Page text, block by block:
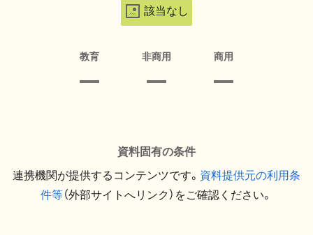
該当なし
教育 非商用 商用
資料固有の条件
連携機関が提供するコンテンツです。 資料提供元の利用条
件等（外部サイトへリンク）をご確認ください。